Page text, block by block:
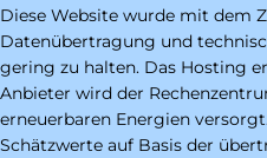
Diese Website wurde mit dem
Datenübertragung und
gering zu halten. Das Hosting
Anbieter wird der
erneuerbaren Energien
Schätzwerte auf Basis der